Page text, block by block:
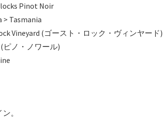
Pinot Noir
Tasmania
Vineyard (ゴースト・ロック・ヴィンヤード)
ノ・ノワール)
。